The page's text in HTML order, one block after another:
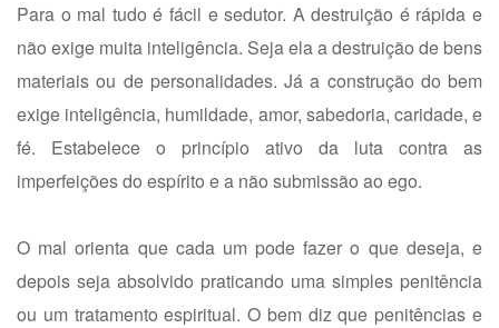
Para o mal tudo é fácil e sedutor. A destruição é rápida e
não exige muita inteligência. Seja ela a destruição de bens
materiais ou de personalidades. Já a construção do bem
exige inteligência, humildade, amor, sabedoria, caridade, e
fé. Estabelece o princípio ativo da luta contra as
imperfeições do espírito e a não submissão ao ego.
O mal orienta que cada um pode fazer o que deseja, e
depois seja absolvido praticando uma simples penitência
ou um tratamento espiritual. O bem diz que penitências e